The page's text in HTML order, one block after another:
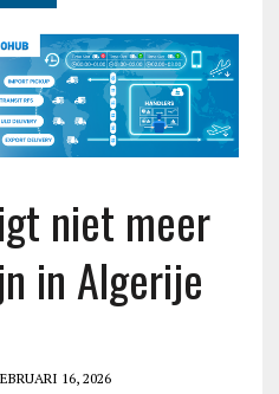
niet meer
in Algerije
16, 2026